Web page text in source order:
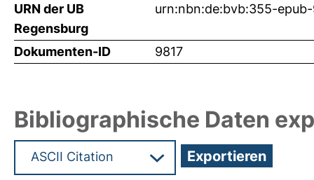
URN der UB
Regensburg
urn:nbn:de:bvb:355-
Dokumenten-ID 9817
Bibliographische Daten